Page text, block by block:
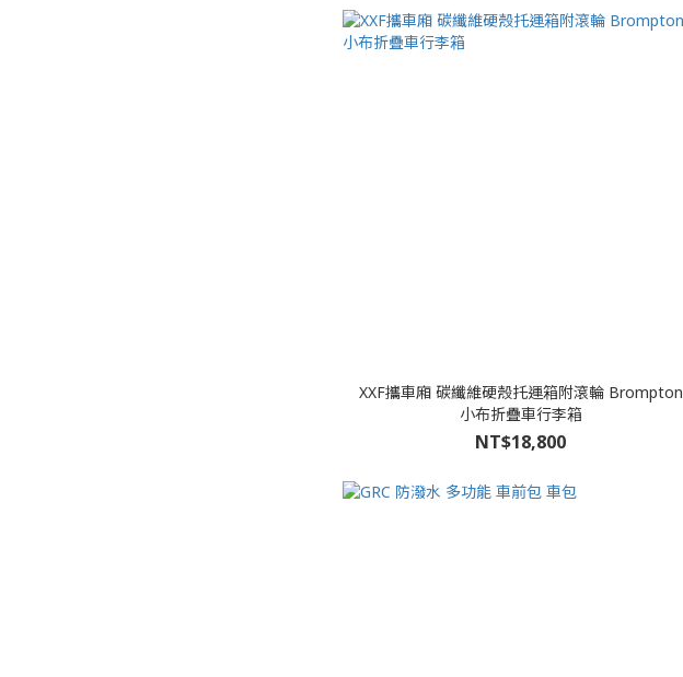
XXF攜車廂 碳纖維硬殼托運箱附滾輪 Brompton
小布折疊車行李箱
NT$18,800